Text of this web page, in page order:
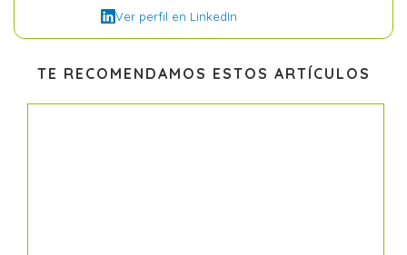
Ver perfil en LinkedIn
TE RECOMENDAMOS ESTOS ARTÍCULOS